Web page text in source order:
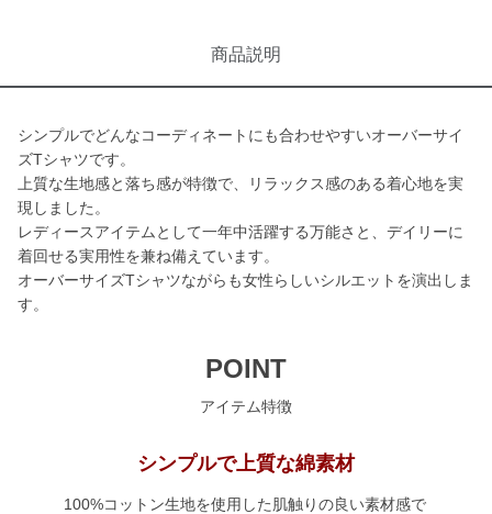
商品説明
シンプルでどんなコーディネートにも合わせやすいオーバーサイ
ズTシャツです。
上質な生地感と落ち感が特徴で、リラックス感のある着心地を実
現しました。
レディースアイテムとして一年中活躍する万能さと、デイリーに
着回せる実用性を兼ね備えています。
オーバーサイズTシャツながらも女性らしいシルエットを演出しま
す。
POINT
アイテム特徴
シンプルで上質な綿素材
100%コットン生地を使用した肌触りの良い素材感で